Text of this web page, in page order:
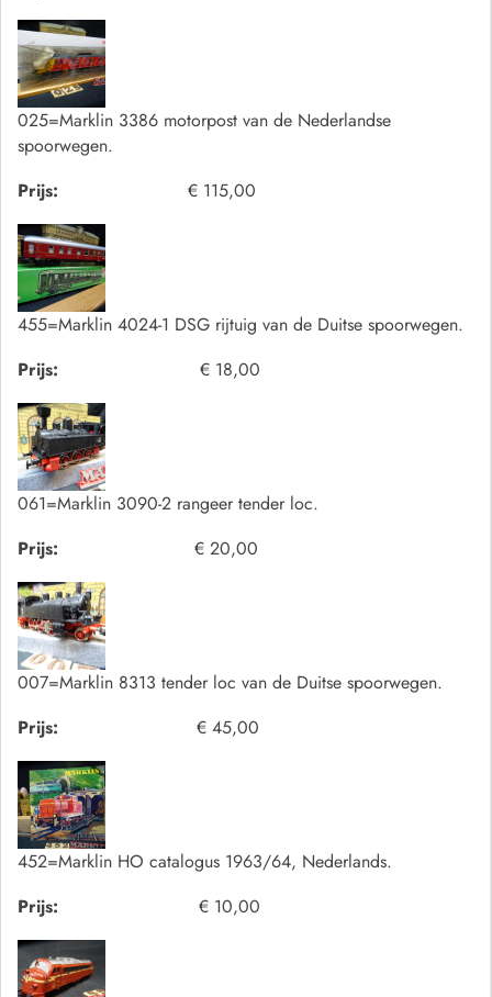
025=Marklin 3386 motorpost van de Nederlandse
spoorwegen.
Prijs:
€ 115,00
455=Marklin 4024-1 DSG rijtuig van de Duitse spoorwegen.
Prijs:
€ 18,00
061=Marklin 3090-2 rangeer tender loc.
Prijs:
€ 20,00
007=Marklin 8313 tender loc van de Duitse spoorwegen.
Prijs:
€ 45,00
452=Marklin HO catalogus 1963/64, Nederlands.
Prijs:
€ 10,00